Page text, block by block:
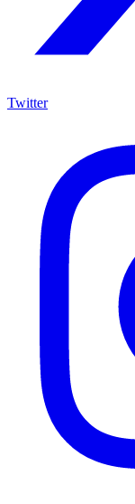
Twitter